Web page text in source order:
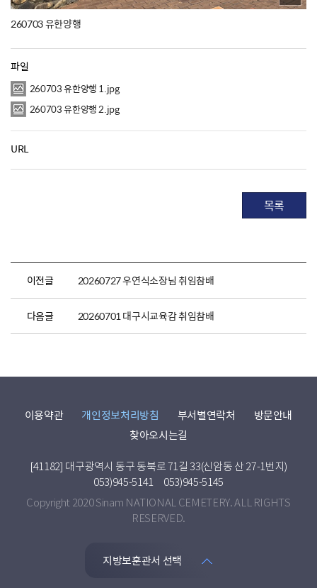
260703 유한양행
파일
260703 유한양행 1.jpg
260703 유한양행 2.jpg
URL
목록
이전글 20260727 우연식소장님 취임참배
다음글 20260701 대구시교육감 취임참배
이용약관 개인정보처리방침 부서별연락처
방문안내
찾아오시는길
[41182] 대구광역시 동구 동북로 71길 33(신암동 산 27-1번지)
053)945-5141
053)945-5145
Copyright 2020 Sinam NATIONAL CEMETERY. ALL RIGHTS
RESERVED.
지방보훈관서 선택